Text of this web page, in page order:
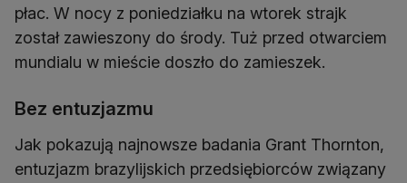
płac. W nocy z poniedziałku na wtorek strajk
został zawieszony do środy. Tuż przed otwarciem
mundialu w mieście doszło do zamieszek.
Bez entuzjazmu
Jak pokazują najnowsze badania Grant Thornton,
entuzjazm brazylijskich przedsiębiorców związany